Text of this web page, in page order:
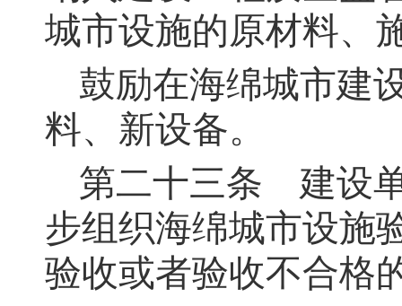
城市设施的原材料、
鼓励在海绵城市建
料、新设备。
第二十三条 建设
步组织海绵城市设施
验收或者验收不合格